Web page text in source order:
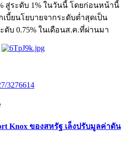
สู่ระดับ 1% ในวันนี้ โดยก่อนหน้านี้
บี้ยนโยบายจากระดับต่ำสุดเป็น
ดับ 0.75% ในเดือนส.ค.ที่ผ่านมา
3276614
Knox ของสหรัฐ เล็งปรับมูลค่าดัน